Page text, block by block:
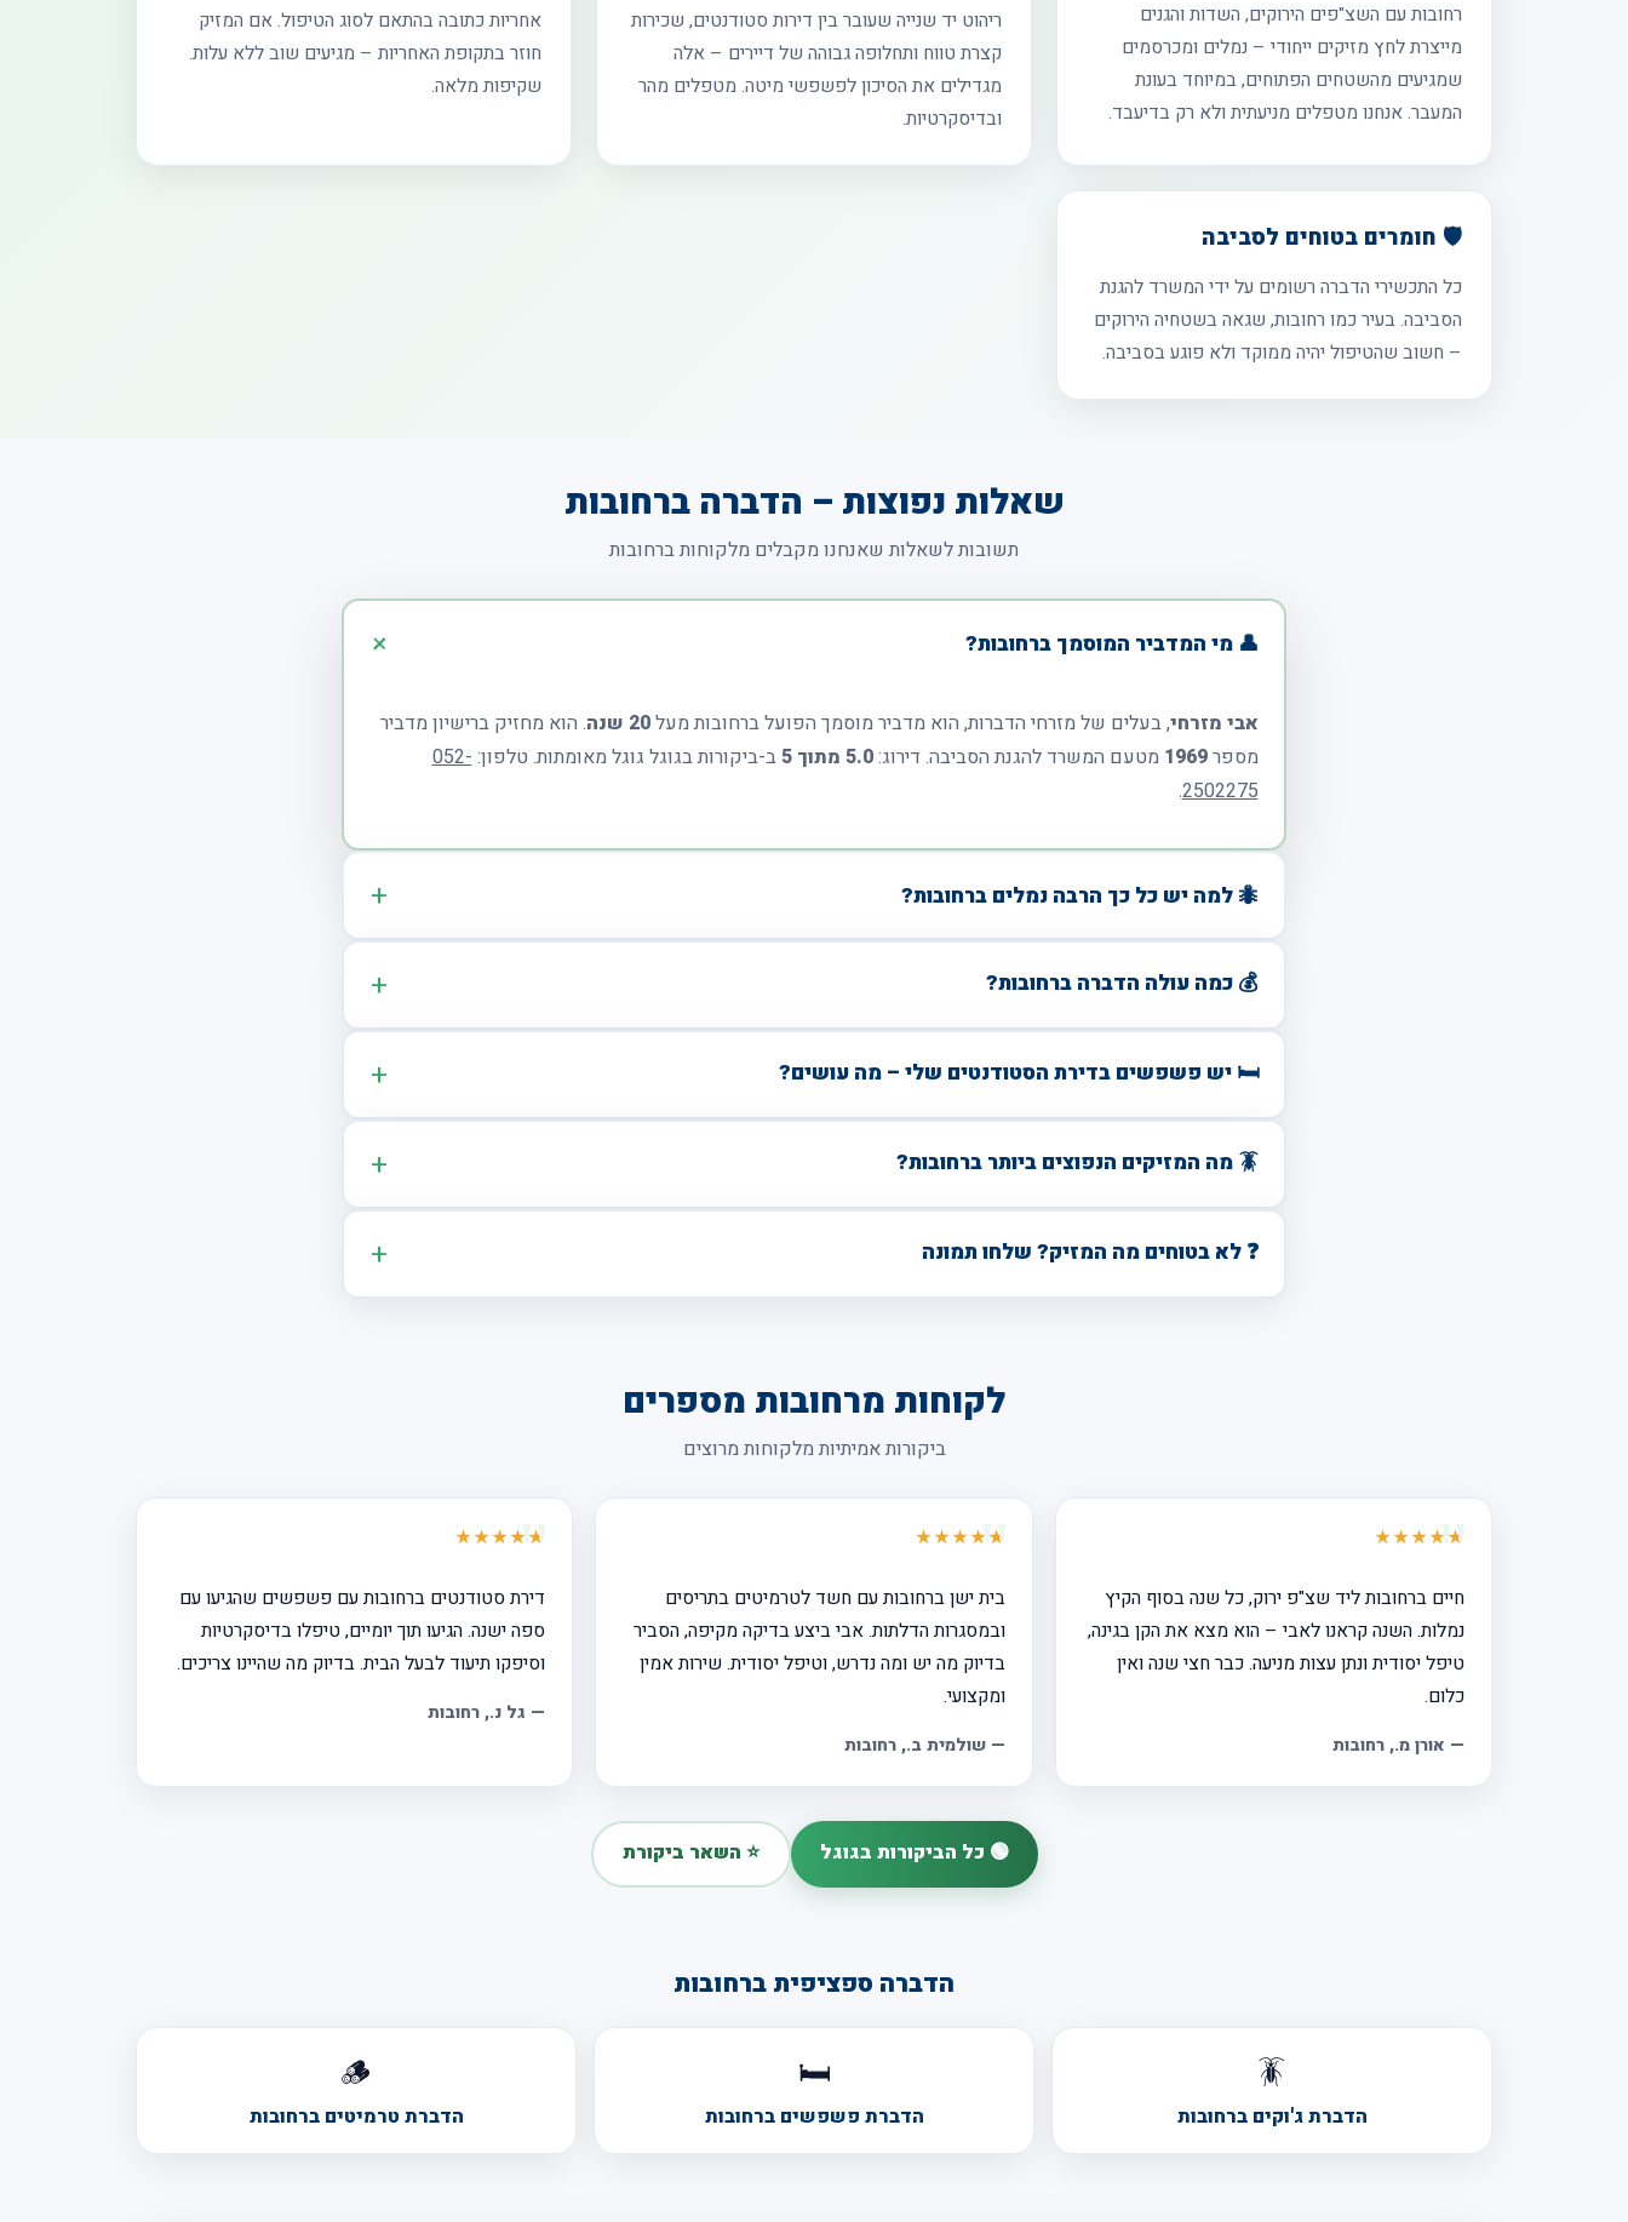
רחובות עם השצ"פים הירוקים, השדות והגנים
מייצרת לחץ מזיקים ייחודי – נמלים ומכרסמים
שמגיעים מהשטחים הפתוחים, במיוחד בעונת
המעבר. אנחנו מטפלים מניעתית ולא רק בדיעבד.
ריהוט יד שנייה שעובר בין דירות סטודנטים, שכירות
קצרת טווח ותחלופה גבוהה של דיירים – אלה
מגדילים את הסיכון לפשפשי מיטה. מטפלים מהר
ובדיסקרטיות.
אחריות כתובה בהתאם לסוג הטיפול. אם המזיק
חוזר בתקופת האחריות – מגיעים שוב ללא עלות.
שקיפות מלאה.
🛡️ חומרים בטוחים לסביבה
כל התכשירי הדברה רשומים על ידי המשרד להגנת
הסביבה. בעיר כמו רחובות, שגאה בשטחיה הירוקים
– חשוב שהטיפול יהיה ממוקד ולא פוגע בסביבה.
שאלות נפוצות – הדברה ברחובות
תשובות לשאלות שאנחנו מקבלים מלקוחות ברחובות
👤 מי המדביר המוסמך ברחובות?
אבי מזרחי, בעלים של מזרחי הדברות, הוא מדביר מוסמך הפועל ברחובות מעל20 שנה
. הוא מחזיק ברישיון מדביר
מספר1969 מטעם המשרד להגנת הסביבה. דירוג:5.0 מתוך 5 ב-ביקורות בגוגל גוגל מאומתות. טלפון: 052-
2502275
.
🐜 למה יש כל כך הרבה נמלים ברחובות?
💰 כמה עולה הדברה ברחובות?
🛏️ יש פשפשים בדירת הסטודנטים שלי – מה עושים?
🪳 מה המזיקים הנפוצים ביותר ברחובות?
❓ לא בטוחים מה המזיק? שלחו תמונה
לקוחות מרחובות מספרים
ביקורות אמיתיות מלקוחות מרוצים
★★★★★
חיים ברחובות ליד שצ"פ ירוק, כל שנה בסוף הקיץ
נמלות. השנה קראנו לאבי – הוא מצא את הקן בגינה,
טיפל יסודית ונתן עצות מניעה. כבר חצי שנה ואין
כלום.
— אורן מ., רחובות
★★★★★
בית ישן ברחובות עם חשד לטרמיטים בתריסים
ובמסגרות הדלתות. אבי ביצע בדיקה מקיפה, הסביר
בדיוק מה יש ומה נדרש, וטיפל יסודית. שירות אמין
ומקצועי.
—שולמית ב., רחובות
★★★★★
דירת סטודנטים ברחובות עם פשפשים שהגיעו עם
ספה ישנה. הגיעו תוך יומיים, טיפלו בדיסקרטיות
וסיפקו תיעוד לבעל הבית. בדיוק מה שהיינו צריכים.
— גל נ., רחובות
🟢 כל הביקורות בגוגל ⭐ השאר ביקורת
הדברה ספציפית ברחובות
🪳
הדברת ג'וקים ברחובות
🛏️
הדברת פשפשים ברחובות
🪵
הדברת טרמיטים ברחובות